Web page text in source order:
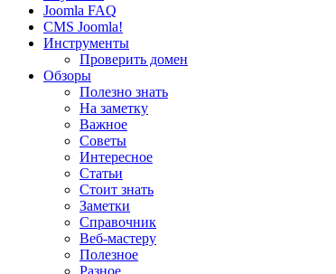
Joomla FAQ
CMS Joomla!
Инструменты
Проверить домен
Обзоры
Полезно знать
На заметку
Важное
Советы
Интересное
Статьи
Стоит знать
Заметки
Справочник
Веб-мастеру
Полезное
Разное